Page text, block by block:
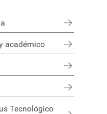
académico
Tecnológico